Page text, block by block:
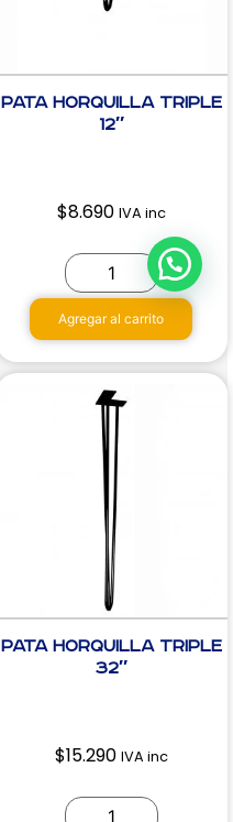
Pata Horquilla Triple
12″
$8.690 IVA inc
Agregar al carrito
Pata Horquilla Triple
32″
$15.290 IVA inc